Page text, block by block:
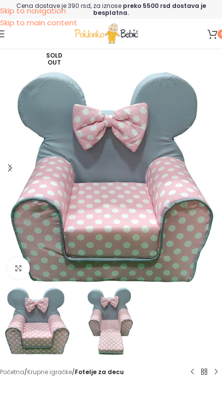
Skip to navigation
Skip to main content
Cena dostave je 390 rsd, za iznose preko 5500 rsd dostava je
besplatna.
SOLD
OUT
Click to enlarge
Početna Krupne igračke Fotelje za decu